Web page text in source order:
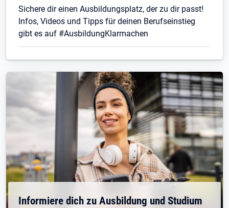
Sichere dir einen Ausbildungsplatz, der zu dir passt!
Infos, Videos und Tipps für deinen Berufseinstieg
gibt es auf #AusbildungKlarmachen
Informiere dich zu Ausbildung und Studium